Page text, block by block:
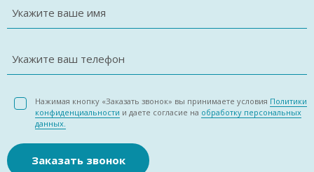
Укажите ваше имя
Укажите ваш телефон
Нажимая кнопку «Заказать звонок» вы принимаете условия Политики
конфиденциальности и даете согласие на обработку персональных
данных.
Заказать звонок